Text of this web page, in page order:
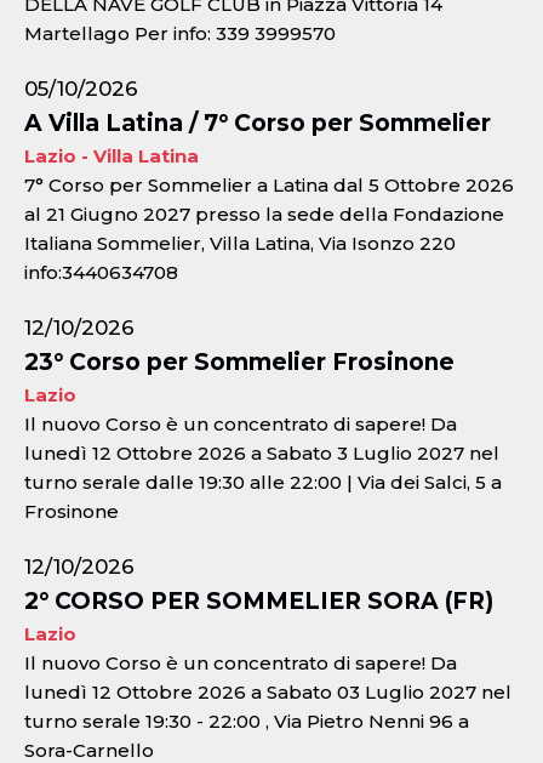
Martellago Per info: 339 3999570
05/10/2026
A Villa Latina / 7° Corso per Sommelier
Lazio - Villa Latina
7° Corso per Sommelier a Latina dal 5 Ottobre 2026
al 21 Giugno 2027 presso la sede della Fondazione
Italiana Sommelier, Villa Latina, Via Isonzo 220
info:3440634708
12/10/2026
23° Corso per Sommelier Frosinone
Lazio
Il nuovo Corso è un concentrato di sapere! Da
lunedì 12 Ottobre 2026 a Sabato 3 Luglio 2027 nel
turno serale dalle 19:30 alle 22:00 | Via dei Salci, 5 a
Frosinone
12/10/2026
2° CORSO PER SOMMELIER SORA (FR)
Lazio
Il nuovo Corso è un concentrato di sapere! Da
lunedì 12 Ottobre 2026 a Sabato 03 Luglio 2027 nel
turno serale 19:30 - 22:00 , Via Pietro Nenni 96 a
Sora-Carnello